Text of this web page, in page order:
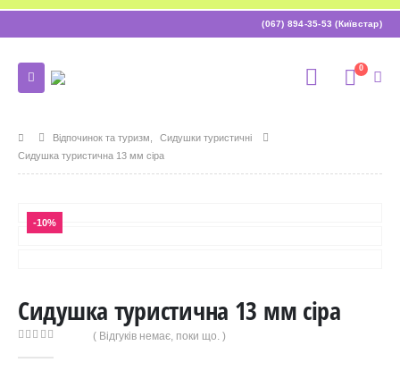
(067) 894-35-53 (Київстар)
0
Відпочинок та туризм
Сидушки туристичні
Сидушка туристична 13 мм сіра
-10%
Сидушка туристична 13 мм сіра
( Відгуків немає, поки що. )